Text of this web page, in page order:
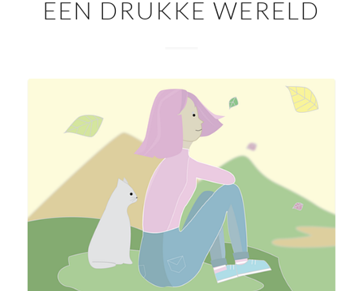
EEN DRUKKE WERELD